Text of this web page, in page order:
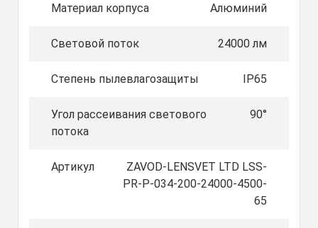
Материал корпуса Алюминий
Световой поток 24000 лм
Степень пылевлагозащиты IP65
Угол рассеивания светового
потока
90°
Артикул
ZAVOD-LENSVET LTD LSS-
PR-P-034-200-24000-4500-
65